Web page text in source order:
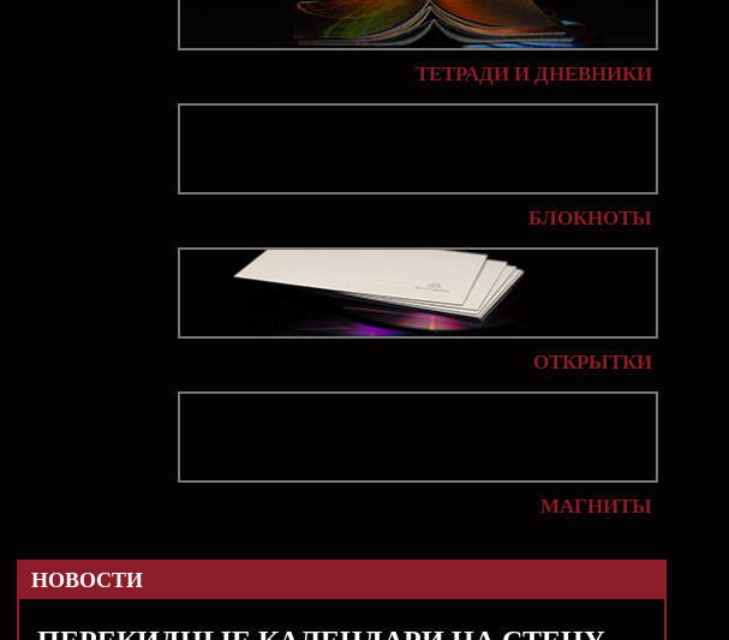
ТЕТРАДИ И ДНЕВНИКИ
БЛОКНОТЫ
ОТКРЫТКИ
МАГНИТЫ
НОВОСТИ